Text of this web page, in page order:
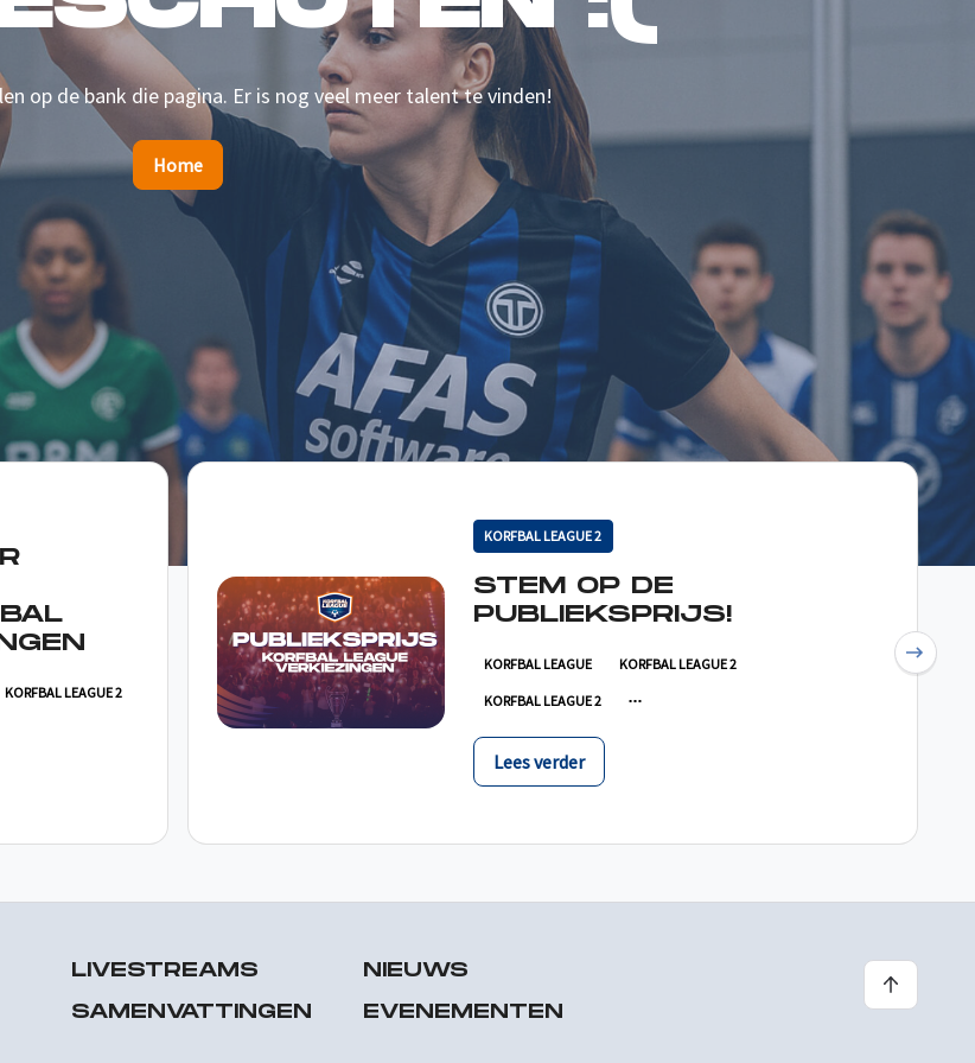
op de bank die pagina. Er is nog veel meer talent te vinden!
Home
KORFBAL LEAGUE 2
KORFBAL LEAGUE 2
STEM OP DE
PUBLIEKSPRIJS!
KORFBAL LEAGUE KORFBAL LEAGUE 2
KORFBAL LEAGUE 2
Lees verder
Next
LIVESTREAMS
SAMENVATTINGEN
NIEUWS
EVENEMENTEN